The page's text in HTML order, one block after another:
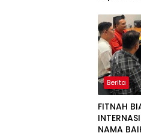
Berita
FITNAH
NAMA